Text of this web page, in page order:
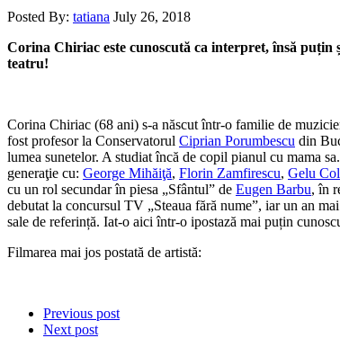
Posted By: tatiana July 26, 2018
Corina Chiriac este cunoscută ca interpret, însă
teatru!
Corina Chiriac (68 ani) s-a născut într-o familie de
fost profesor la Conservatorul Ciprian Porumbescu din
lumea sunetelor. A studiat încă de copil pianul cu mama
generaţie cu: George Mihăiţă, Florin Zamfirescu, Gelu
cu un rol secundar în piesa „Sfântul” de Eugen Barbu, în
debutat la concursul TV „Steaua fără nume”, iar un an
sale de referință. Iat-o aici într-o ipostază mai puțin
Filmarea mai jos postată de artistă:
Previous post
Next post